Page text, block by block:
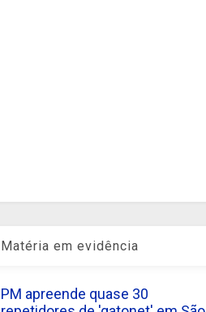
Matéria em evidência
PM apreende quase 30